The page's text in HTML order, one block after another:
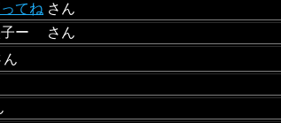
てね さん
子ー さん